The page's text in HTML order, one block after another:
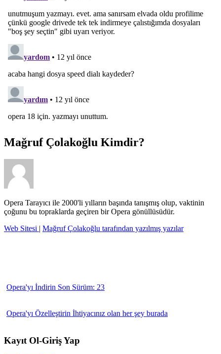
Mağruf Çolakoğlu Kimdir?
Opera Tarayıcı ile 2000'li yılların başında tanışmış olup, vaktinin
çoğunu bu topraklarda geçiren bir Opera gönüllüsüdür.
Web Sitesi | Mağruf Çolakoğlu tarafından yazılmış yazılar
Opera'yı İndirin Son Sürüm: 23
Opera'yı Özelleştirin İhtiyacınız olan her şey burada
Kayıt Ol-Giriş Yap